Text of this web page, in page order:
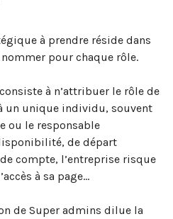
à prendre réside dans
pour chaque rôle.
à n’attribuer le rôle de
un unique individu, souvent
ou le responsable
de départ
compte, l’entreprise risque
à sa page…
de Super admins dilue la